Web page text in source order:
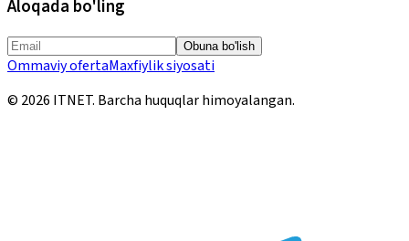
Aloqada bo'ling
Obuna bo'lish
Ommaviy ofertaMaxfiylik siyosati
© 2026 ITNET. Barcha huquqlar himoyalangan.